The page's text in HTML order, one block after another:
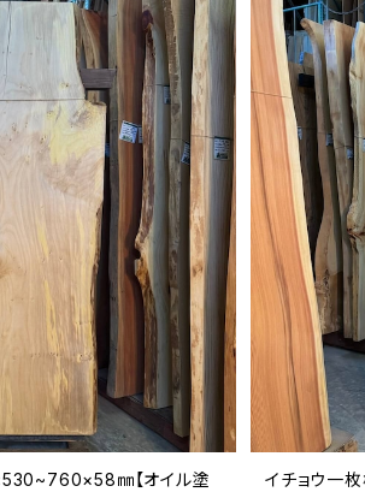
㎜【オイル塗
イチョウ一